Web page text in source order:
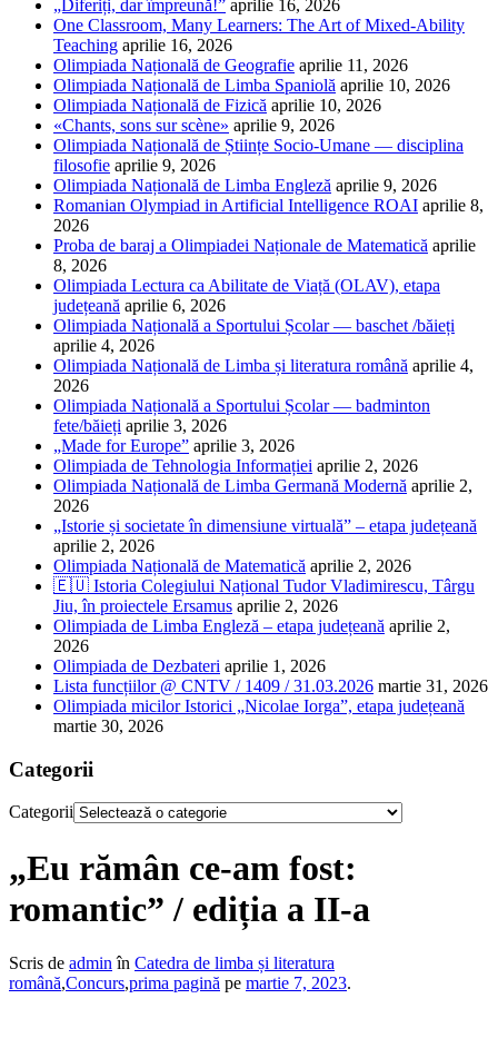
„Diferiți, dar împreună!” aprilie 16, 2026
One Classroom, Many Learners: The Art of Mixed-Ability
Teaching aprilie 16, 2026
Olimpiada Națională de Geografie aprilie 11, 2026
Olimpiada Națională de Limba Spaniolă aprilie 10, 2026
Olimpiada Națională de Fizică aprilie 10, 2026
«Chants, sons sur scène» aprilie 9, 2026
Olimpiada Națională de Științe Socio-Umane — disciplina
filosofie aprilie 9, 2026
Olimpiada Națională de Limba Engleză aprilie 9, 2026
Romanian Olympiad in Artificial Intelligence ROAI aprilie 8,
2026
Proba de baraj a Olimpiadei Naționale de Matematică aprilie
8, 2026
Olimpiada Lectura ca Abilitate de Viață (OLAV), etapa
județeană aprilie 6, 2026
Olimpiada Națională a Sportului Școlar — baschet /băieți
aprilie 4, 2026
Olimpiada Națională de Limba și literatura română aprilie 4,
2026
Olimpiada Națională a Sportului Școlar — badminton
fete/băieți aprilie 3, 2026
„Made for Europe” aprilie 3, 2026
Olimpiada de Tehnologia Informației aprilie 2, 2026
Olimpiada Națională de Limba Germană Modernă aprilie 2,
2026
„Istorie și societate în dimensiune virtuală” – etapa județeană
aprilie 2, 2026
Olimpiada Națională de Matematică aprilie 2, 2026
🇪🇺 Istoria Colegiului Național Tudor Vladimirescu, Târgu
Jiu, în proiectele Ersamus aprilie 2, 2026
Olimpiada de Limba Engleză – etapa județeană aprilie 2,
2026
Olimpiada de Dezbateri aprilie 1, 2026
Lista funcțiilor @ CNTV / 1409 / 31.03.2026 martie 31, 2026
Olimpiada micilor Istorici „Nicolae Iorga”, etapa județeană
martie 30, 2026
Categorii
Categorii
„Eu rămân ce-am fost:
romantic” / ediția a II-a
Scris de admin în Catedra de limba și literatura
română,Concurs,prima pagină pe martie 7, 2023.